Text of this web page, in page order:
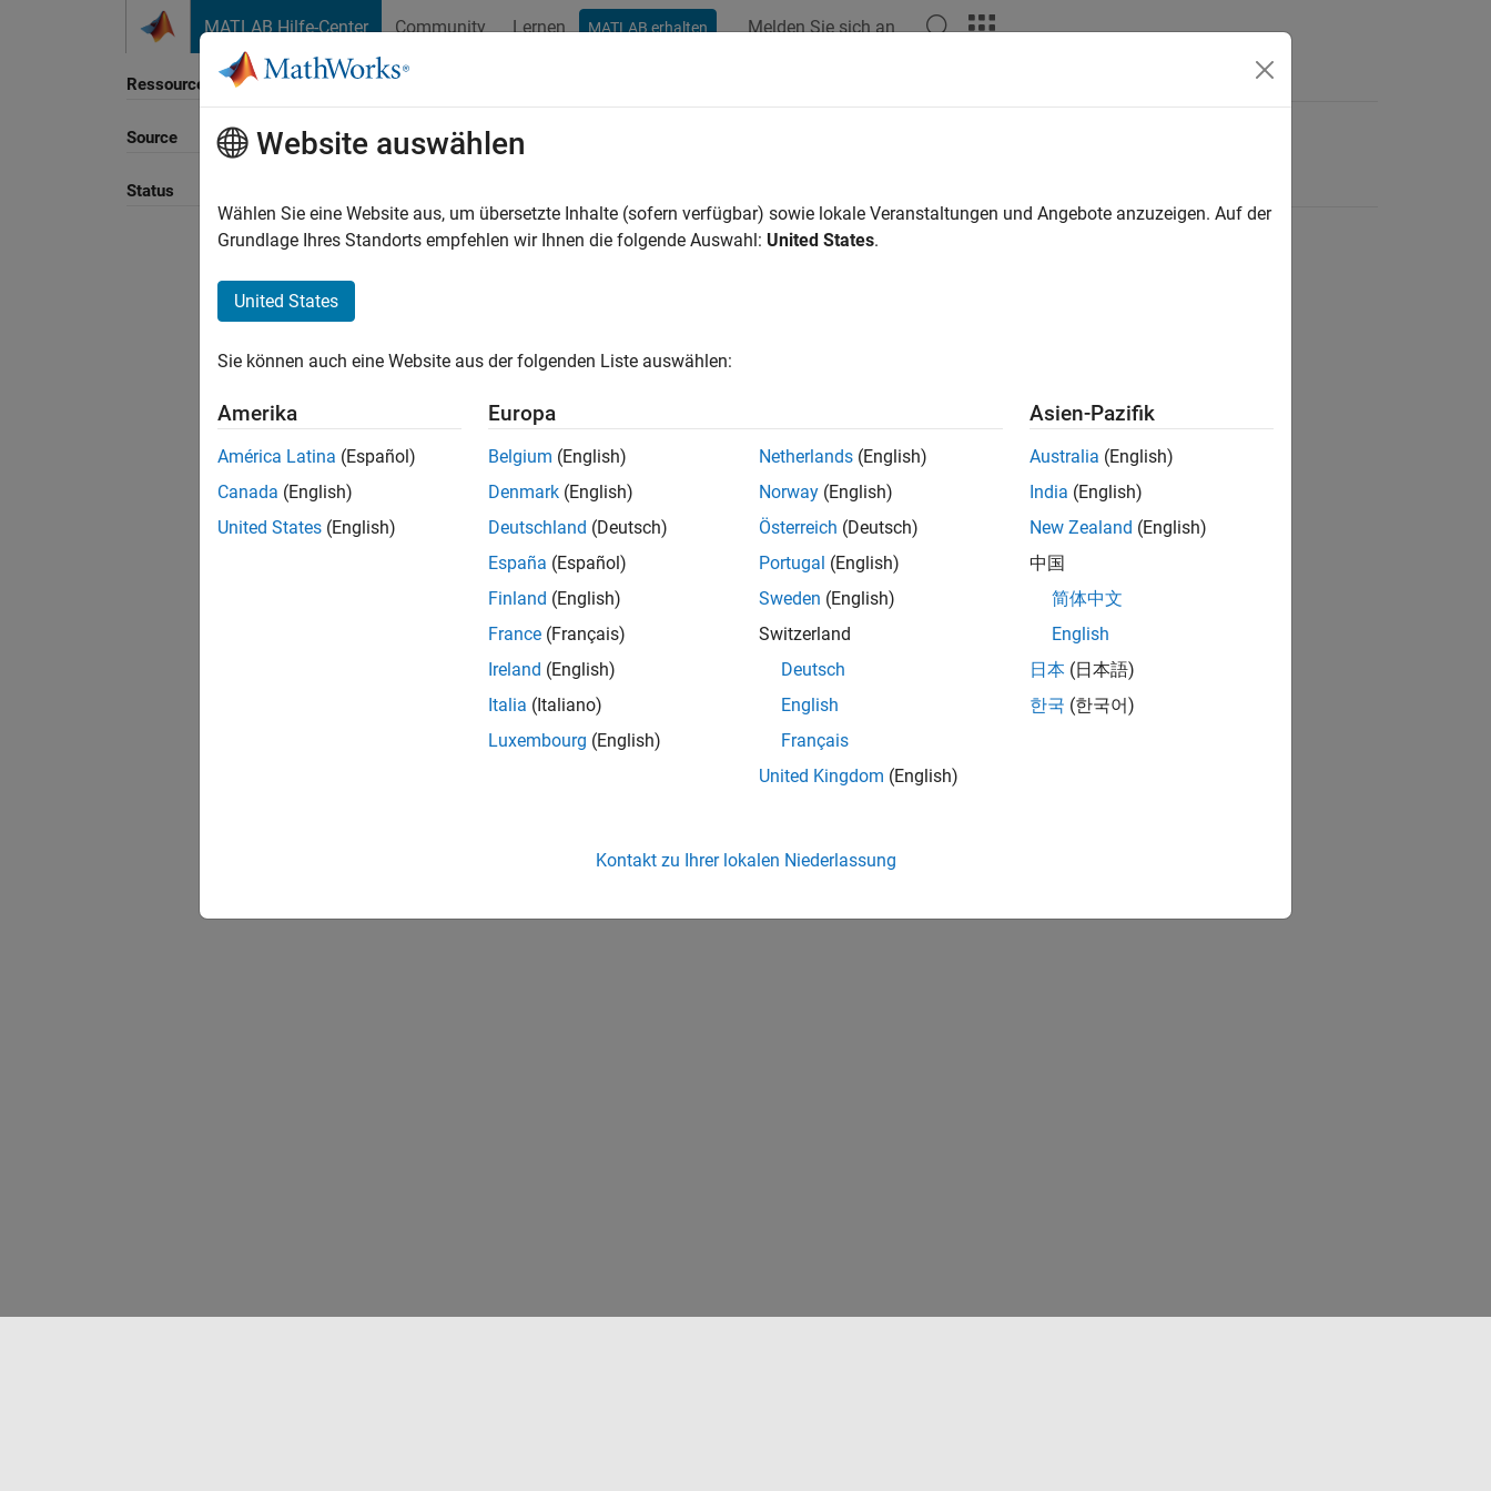
MATLAB Hilfe-Center Community Lernen MATLAB erhalten Melden Sie sich an
Ressource
Source
Status
Sortieren nach
Website auswählen
Wählen Sie eine Website aus, um übersetzte Inhalte (sofern verfügbar) sowie lokale Veranstaltungen und Angebote anzuzeigen. Auf der
Grundlage Ihres Standorts empfehlen wir Ihnen die folgende Auswahl: United States.
United States
Sie können auch eine Website aus der folgenden Liste auswählen:
Amerika
América Latina (Español)
Canada (English)
United States (English)
Europa
Belgium (English)
Denmark (English)
Deutschland (Deutsch)
España (Español)
Finland (English)
France (Français)
Ireland (English)
Italia (Italiano)
Luxembourg (English)
Netherlands (English)
Norway (English)
Österreich (Deutsch)
Portugal (English)
Sweden (English)
Switzerland
Deutsch
English
Français
United Kingdom (English)
Asien-Pazifik
Australia (English)
India (English)
New Zealand (English)
中国
简体中文
English
日本 (日本語)
한국 (한국어)
Kontakt zu Ihrer lokalen Niederlassung